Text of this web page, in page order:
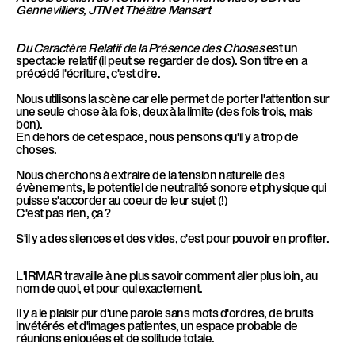
c
h
a
r
g
e
m
Gennevilliers, JTN et Théâtre Mansart
Du Caractère Relatif de la Présence des Chosesest un
spectacle relatif (il peut se regarder de dos). Son titre en a
précédé l'écriture, c'est dire.
Nous utilisons la scène car elle permet de porter l'attention sur
une seule chose à la fois, deux à la limite (des fois trois, mais
bon).
En dehors de cet espace, nous pensons qu'il y a trop de
choses.
Nous cherchons à extraire de la tension naturelle des
évènements, le potentiel de neutralité sonore et physique qui
puisse s'accorder au coeur de leur sujet (!)
C'est pas rien, ça ?
S'il y a des silences et des vides, c'est pour pouvoir en profiter.
L'IRMAR travaille à ne plus savoir comment aller plus loin, au
nom de quoi, et pour qui exactement.
Il y a le plaisir pur d'une parole sans mots d'ordres, de bruits
invétérés et d'images patientes, un espace probable de
réunions enjouées et de solitude totale.